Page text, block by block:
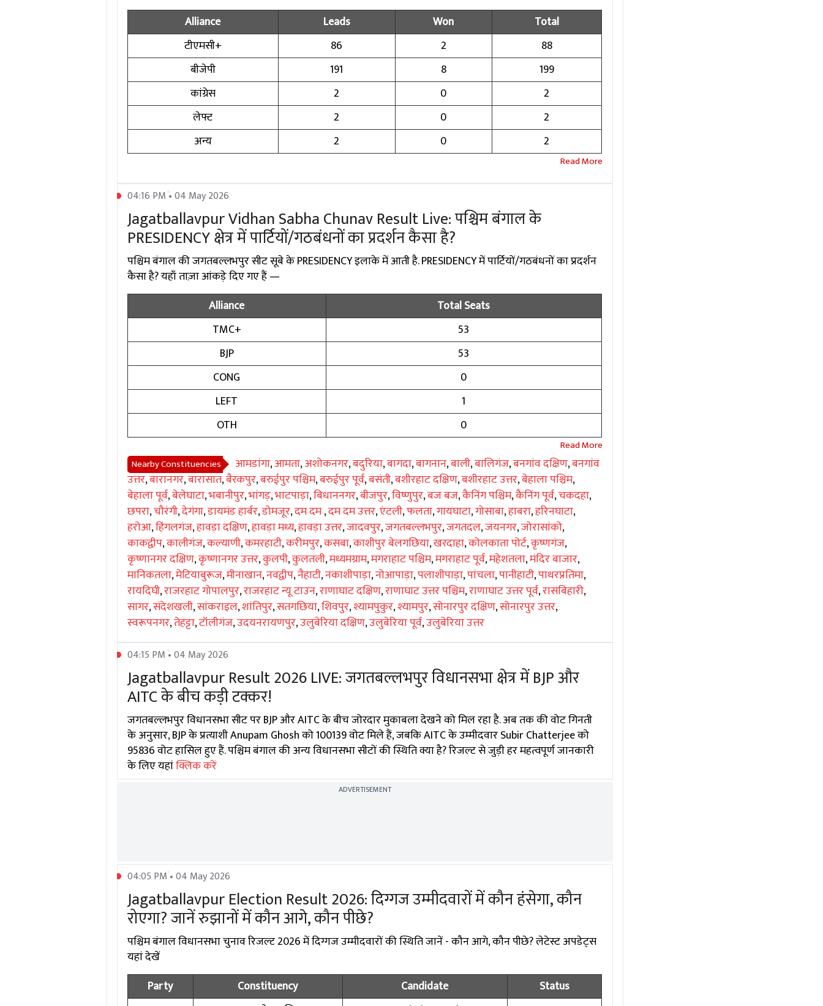
Alliance
Leads Won
Total
टीएमसी+
86 2
88
बीजेपी
191 8
199
कांग्रेस
2 0
2
लेफ्ट
2 0
2
अन्य
2 0 2
04:16 PM • 04 May 2026
Jagatballavpur Vidhan Sabha Chunav Result Live: पश्चिम बंगाल के
PRESIDENCY क्षेत्र में पार्टियों/गठबंधनों का प्रदर्शन कैसा है?
पश्चिम बंगाल की जगतबल्लभपुर सीट सूबे के PRESIDENCY इलाके में आती है. PRESIDENCY में पार्टियों/गठबंधनों का प्रदर्शन
कैसा है? यहाँ ताज़ा आंकड़े दिए गए हैं —
Alliance
Total Seats
TMC+
53
BJP
53
CONG
0
LEFT
1
OTH
0
Nearby Constituencies आमडांगा,आमता,अशोकनगर,बदुरिया,बागदा,बागनान,बाली,बालिगंज,बनगांव दक्षिण,बनगांव
उत्तर,बारानगर,बारासात,बैरकपुर,बरुईपुर पश्चिम,बरुईपुर पूर्व,बसंती,बशीरहाट दक्षिण,बशीरहाट उत्तर,बेहाला पश्चिम,
बेहाला पूर्व,बेलेघाटा,भबानीपुर,भांगड़,भाटपाड़ा,बिधाननगर,बीजपुर,विष्णुपुर,बज बज,कैनिंग पश्चिम,कैनिंग पूर्व,चकदहा,
छपरा,चौरंगी,देगंगा,डायमंड हार्बर,डोमजूर,दम दम,दम दम उत्तर,एंटली,फलता,गायघाटा,गोसाबा,हाबरा,हरिनघाटा,
हरोआ,हिंगलगंज,हावड़ा दक्षिण,हावड़ा मध्य,हावड़ा उत्तर,जादवपुर,जगतबल्लभपुर,जगतदल,जयनगर,जोरासांको,
काकद्वीप,कालीगंज,कल्याणी,कमरहाटी,करीमपुर,कसबा,काशीपुर बेलगछिया,खरदाहा,कोलकाता पोर्ट,कृष्णगंज,
कृष्णानगर दक्षिण,कृष्णानगर उत्तर,कुलपी,कुलतली,मध्यमग्राम,मगराहाट पश्चिम,मगराहाट पूर्व,महेशतला,मंदिर बाजार,
मानिकतला,मेटियाबुरूज,मीनाखान,नवद्वीप,नैहाटी,नकाशीपाड़ा,नोआपाड़ा,पलाशीपाड़ा,पांचला,पानीहाटी,पाथरप्रतिमा,
रायदिघी,राजरहाट गोपालपुर,राजरहाट न्यू टाउन,राणाघाट दक्षिण,राणाघाट उत्तर पश्चिम,राणाघाट उत्तर पूर्व,रासबिहारी,
सागर,संदेशखली,सांकराइल,शांतिपुर,सतगछिया,शिवपुर,श्यामपुकुर,श्यामपुर,सोनारपुर दक्षिण,सोनारपुर उत्तर,
स्वरूपनगर,तेहट्टा,टॉलीगंज,उदयनरायणपुर,उलुबेरिया दक्षिण,उलुबेरिया पूर्व,उलुबेरिया उत्तर
04:15 PM • 04 May 2026
Jagatballavpur Result 2026 LIVE: जगतबल्लभपुर विधानसभा क्षेत्र में BJP और
AITC के बीच कड़ी टक्कर!
जगतबल्लभपुर विधानसभा सीट पर BJP और AITC के बीच जोरदार मुकाबला देखने को मिल रहा है. अब तक की वोट गिनती
के अनुसार, BJP के प्रत्याशी Anupam Ghosh को 100139 वोट मिले हैं, जबकि AITC के उम्मीदवार Subir Chatterjee को
95836 वोट हासिल हुए हैं. पश्चिम बंगाल की अन्य विधानसभा सीटों की स्थिति क्या है? रिजल्ट से जुड़ी हर महत्वपूर्ण जानकारी
के लिए यहांक्लिक करें
ADVERTISEMENT
04:05 PM • 04 May 2026
Jagatballavpur Election Result 2026: दिग्गज उम्मीदवारों में कौन हंसेगा, कौन
रोएगा? जानें रुझानों में कौन आगे, कौन पीछे?
पश्चिम बंगाल विधानसभा चुनाव रिजल्ट 2026 में दिग्गज उम्मीदवारों की स्थिति जानें - कौन आगे, कौन पीछे? लेटेस्ट अपडेट्स
यहां देखें
Party
Constituency Candidate
Status